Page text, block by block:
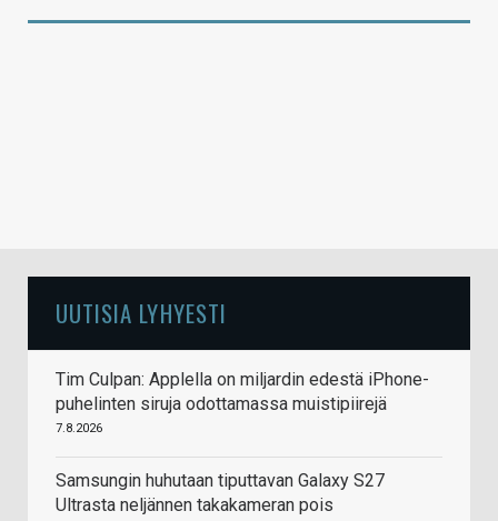
UUTISIA LYHYESTI
Tim Culpan: Applella on miljardin edestä iPhone-
puhelinten siruja odottamassa muistipiirejä
7.8.2026
Samsungin huhutaan tiputtavan Galaxy S27
Ultrasta neljännen takakameran pois